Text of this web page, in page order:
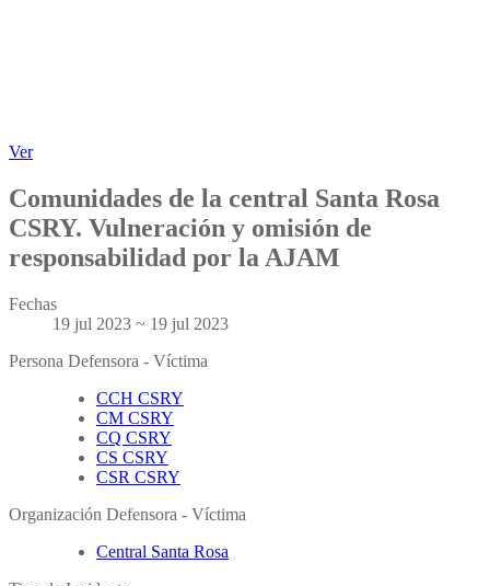
Ver
Comunidades de la central Santa Rosa
CSRY. Vulneración y omisión de
responsabilidad por la AJAM
Fechas
19 jul 2023 ~ 19 jul 2023
Persona Defensora - Víctima
CCH CSRY
CM CSRY
CQ CSRY
CS CSRY
CSR CSRY
Organización Defensora - Víctima
Central Santa Rosa